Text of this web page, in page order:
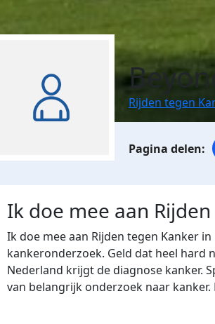
Rijden tegen
Ik doe mee aan
Ik doe mee aan Rijden tegen Kanker
kankeronderzoek. Geld dat heel hard
Nederland krijgt de diagnose kanker.
van belangrijk onderzoek naar kanker.